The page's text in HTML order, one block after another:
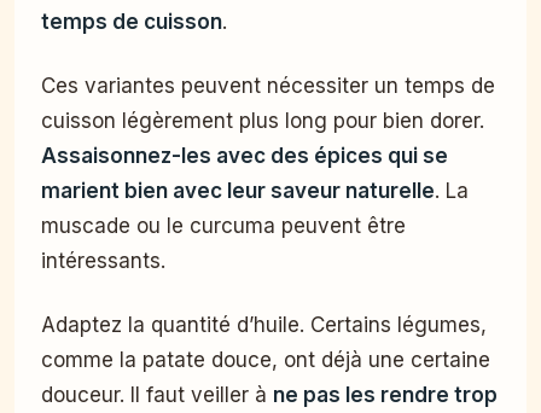
temps de cuisson.
Ces variantes peuvent nécessiter un temps de
cuisson légèrement plus long pour bien dorer.
Assaisonnez-les avec des épices qui se
marient bien avec leur saveur naturelle. La
muscade ou le curcuma peuvent être
intéressants.
Adaptez la quantité d’huile. Certains légumes,
comme la patate douce, ont déjà une certaine
douceur. Il faut veiller à ne pas les rendre trop